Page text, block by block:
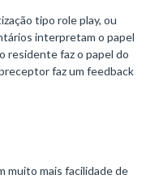
tipo role play, ou
interpretam o papel
residente faz o papel do
faz um feedback
muito mais facilidade de